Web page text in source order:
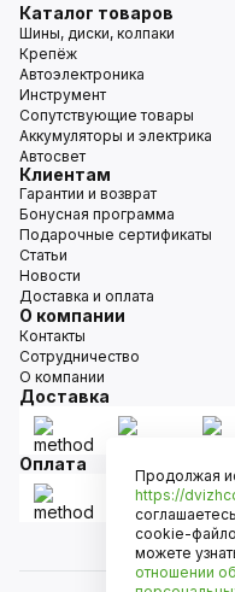
Каталог товаров
Шины, диски, колпаки
Крепёж
Автоэлектроника
Инструмент
Сопутствующие товары
Аккумуляторы и электрика
Автосвет
Клиентам
Гарантии и возврат
Бонусная программа
Подарочные сертификаты
Статьи
Новости
Доставка и оплата
О компании
Контакты
Сотрудничество
О компании
Доставка
Оплата
Продолжая
https://
cookie-
можете
отношении